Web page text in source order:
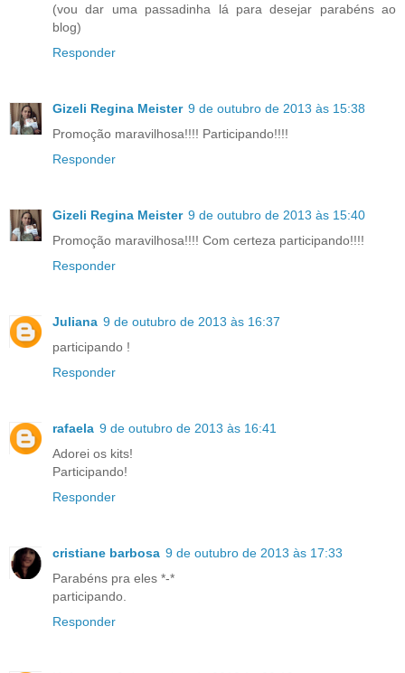
(vou dar uma passadinha lá para desejar parabéns ao
blog)
Responder
Gizeli Regina Meister 9 de outubro de 2013 às 15:38
Promoção maravilhosa!!!! Participando!!!!
Responder
Gizeli Regina Meister 9 de outubro de 2013 às 15:40
Promoção maravilhosa!!!! Com certeza participando!!!!
Responder
Juliana 9 de outubro de 2013 às 16:37
participando !
Responder
rafaela 9 de outubro de 2013 às 16:41
Adorei os kits!
Participando!
Responder
cristiane barbosa 9 de outubro de 2013 às 17:33
Parabéns pra eles *-*
participando.
Responder